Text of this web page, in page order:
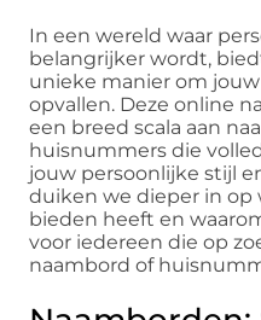
In een wereld waar
belangrijker wordt,
unieke manier om
opvallen. Deze online
een breed scala aan
huisnummers die
jouw persoonlijke stijl
duiken we dieper in
bieden heeft en
voor iedereen die op
naambord of